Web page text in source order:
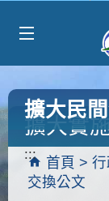
:::
首頁
交換公文
擴大實